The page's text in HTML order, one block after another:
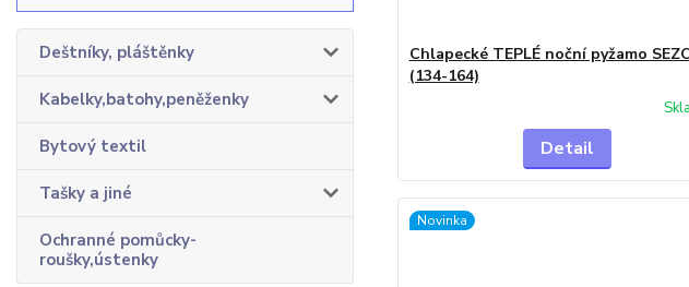
Deštníky, pláštěnky
Kabelky,batohy,peněženky
Bytový textil
Tašky a jiné
Ochranné pomůcky-
roušky,ústenky
Chlapecké TEPLÉ noční pyžamo
(134-164)
Detail
Novinka